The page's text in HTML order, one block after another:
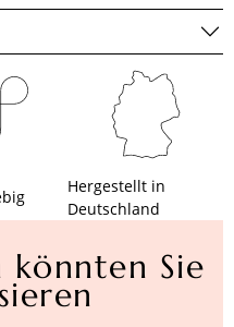
Hergestellt in
Deutschland
könnten Sie